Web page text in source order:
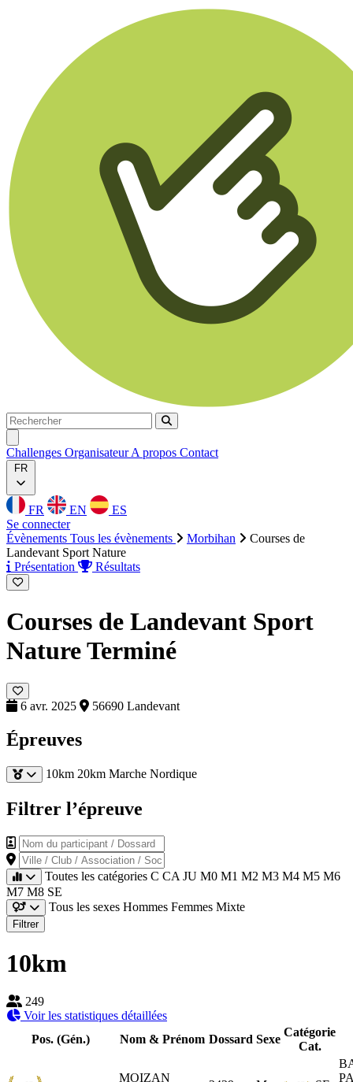
Rechercher
Rechercher
Challenges OrganisateurA propos Contact
FR
FR EN
ES
Se connecter
Évènements Tous les évènements Morbihan
Courses de
Landevant Sport Nature
Présentation
Résultats
Courses de Landevant Sport
NatureTerminé
6 avr. 2025 56690 Landevant
Épreuves
10km 20km Marche Nordique
Filtrer l’épreuve
Nom du participant / Dossard
Ville / Club / Association / Société
Toutes les catégories C CA JU M0 M1 M2 M3 M4 M5 M6
M7 M8 SE
Tous les sexes Hommes Femmes Mixte
Filtrer
10km
249
Voir les statistiques détaillées
Pos. (Gén.)
Nom & Prénom Dossard Sexe
Catégorie
Cat.
MOIZAN